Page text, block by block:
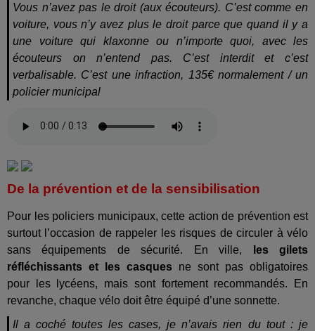
Vous n’avez pas le droit (aux écouteurs). C’est comme en
voiture, vous n’y avez plus le droit parce que quand il y a
une voiture qui klaxonne ou n’importe quoi, avec les
écouteurs on n’entend pas. C’est interdit et c’est
verbalisable. C’est une infraction, 135€ normalement / un
policier municipal
De la prévention et de la sensibilisation
Pour les policiers municipaux, cette action de prévention est
surtout l’occasion de rappeler les risques de circuler à vélo
sans équipements de sécurité. En ville,
les gilets
réfléchissants et les casques ne sont pas obligatoires
pour les lycéens, mais sont fortement recommandés. En
revanche, chaque vélo doit être équipé d’une sonnette.
Il a coché toutes les cases, je n’avais rien du tout : je